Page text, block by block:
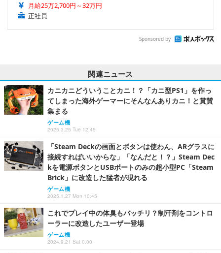
月給25万2,700円～32万円
正社員
Sponsored by
関連ニュース
カニカニどういうことカニ！？「カニ型PS1」を作っ
てしまった海外ゲーマーにそんなんありカニ！と賞賛
集まる
ゲーム機
2025.3.25 Tue 12:45
「Steam Deckの画面とボタンは使わん、ARグラスに
接続すればいいからな」「なんだと！？」Steam Dec
kを電源ボタンとUSBポートのみの超小型PC「Steam
Brick」に改造した猛者が現れる
ゲーム機
2025.1.27 Mon 10:45
これでプレイ中の体臭もバッチリ？制汗剤をコントロ
ーラーに改造したユーザー登場
ゲーム機
2024.9.21 Sat 0:00